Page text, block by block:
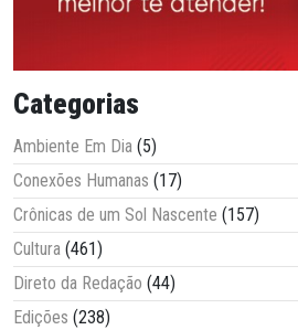
Categorias
Ambiente Em Dia (5)
Conexões Humanas (17)
Crônicas de um Sol Nascente (157)
Cultura (461)
Direto da Redação (44)
Edições (238)